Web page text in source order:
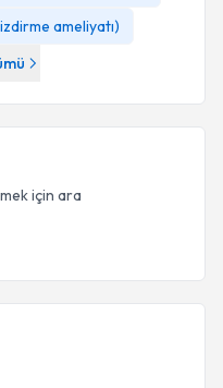
ameliyatı)
için ara